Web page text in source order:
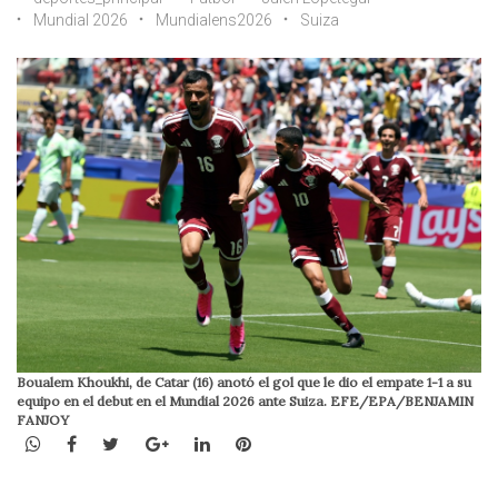
Mundial 2026
Mundialens2026 Suiza
Boualem Khoukhi, de Catar (16) anotó el gol que le dio el empate 1-1 a su
equipo en el debut en el Mundial 2026 ante Suiza. EFE/EPA/BENJAMIN
FANJOY
WhatsApp
Facebook
TwitterGoogle+LinkedInPinterest